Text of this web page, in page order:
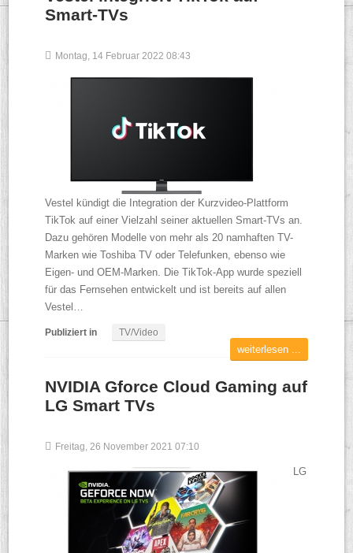
Smart-TVs
Montag, 14 Februar 2022 08:43
Vestel kündigt die Integration der Kurzvideo-Plattform
TikTok auf einer Vielzahl seiner aktuellen Smart-TVs an.
Dazu gehören Modelle von mehr als 20 namhaften TV-
Marken wie Toshiba TV oder Telefunken, ebenso wie
Eigen- und OEM-Marken. Die TikTok-App wurde speziell
für das Fernsehen entwickelt und ist bereits auf allen
Vestel…
Publiziert in TV/Video
weiterlesen ...
NVIDIA Gforce Cloud Gaming auf
LG Smart TVs
Freitag, 26 November 2021 07:10
LG